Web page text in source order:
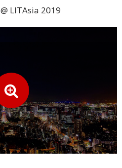
@ LITAsia 2019